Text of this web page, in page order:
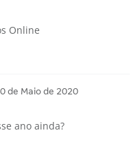
Online
de Maio de 2020
ano ainda?